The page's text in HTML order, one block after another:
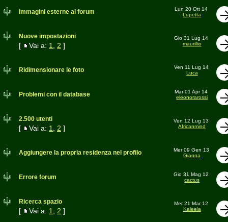
Immagini esterne al forum
Lun 20 Ott 14
Lupetta
Nuove impostazioni
[ Vai a: 1 2 ]
Gio 31 Lug 14
maurillio
Ridimensionare le foto
Ven 11 Lug 14
Luca
Problemi con il database
Mar 01 Apr 14
eleonorarossi
2.500 utenti
[ Vai a: 1 2 ]
Ven 12 Lug 13
Africanmind
Aggiungere la propria residenza nel profilo
Mer 09 Gen 13
Gianna
Errore forum
Gio 31 Mag 12
cactus
Ricerca spazio
[ Vai a: 1 2 ]
Mer 21 Mar 12
Kaleela